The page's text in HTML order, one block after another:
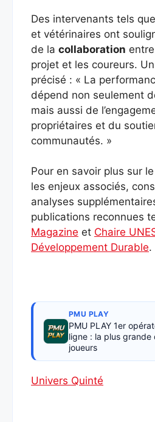
Des intervenants tels
et vétérinaires ont
de la collaboration
projet et les coureurs.
précisé : « La
dépend non seulement
mais aussi de
propriétaires et du
communautés. »
Pour en savoir plus sur
les enjeux associés,
analyses
publications reconnues
Magazine et Chaire
Développement Durable.
PMU PLAY
PMU PLAY 1er
ligne : la plus grande
joueurs
Univers Quinté